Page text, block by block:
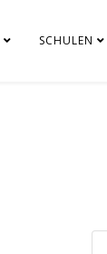
SCHULEN